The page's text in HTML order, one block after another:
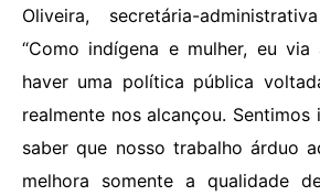
Oliveira, secretária-
“Como indígena e mulher, eu via
haver uma política pública
realmente nos alcançou. Sentimos
saber que nosso trabalho árduo
melhora somente a qualidade